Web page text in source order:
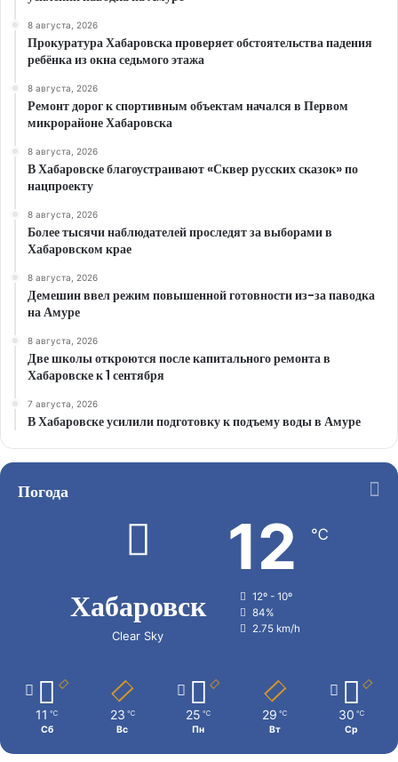
8 августа, 2026
Прокуратура Хабаровска проверяет обстоятельства падения
ребёнка из окна седьмого этажа
8 августа, 2026
Ремонт дорог к спортивным объектам начался в Первом
микрорайоне Хабаровска
8 августа, 2026
В Хабаровске благоустраивают «Сквер русских сказок» по
нацпроекту
8 августа, 2026
Более тысячи наблюдателей проследят за выборами в
Хабаровском крае
8 августа, 2026
Демешин ввел режим повышенной готовности из-за паводка
на Амуре
8 августа, 2026
Две школы откроются после капитального ремонта в
Хабаровске к 1 сентября
7 августа, 2026
В Хабаровске усилили подготовку к подъему воды в Амуре
Погода
Хабаровск
Clear Sky
12 ℃
12º - 10º
84%
2.75 km/h
11 ℃
Сб
23 ℃
Вс
25 ℃
Пн
29 ℃
Вт
30 ℃
Ср